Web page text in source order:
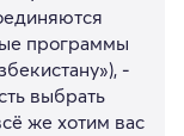
программы
-
выбрать
же хотим вас